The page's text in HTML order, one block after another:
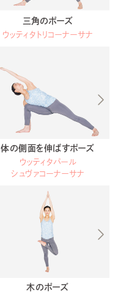
三角のポーズ
ウッティタトリコーナーサナ
体の側面を伸ばすポーズ
ウッティタパール
シュヴァコーナーサナ
木のポーズ